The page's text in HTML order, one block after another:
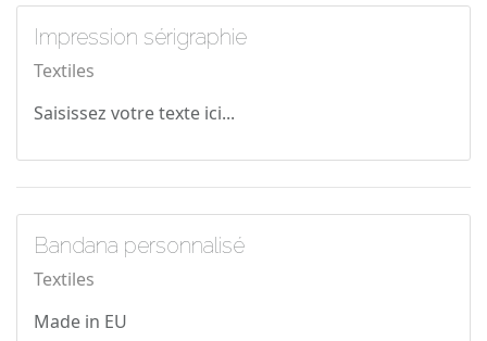
Impression sérigraphie
Textiles
Saisissez votre texte ici...
Bandana personnalisé
Textiles
Made in EU